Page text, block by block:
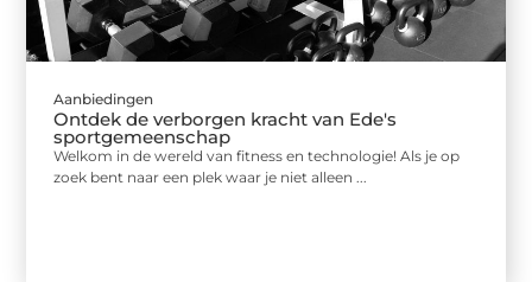
Aanbiedingen
Ontdek de verborgen kracht van Ede's
sportgemeenschap
Welkom in de wereld van fitness en technologie! Als je op
zoek bent naar een plek waar je niet alleen ...